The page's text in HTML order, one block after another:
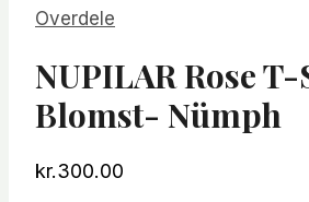
Overdele
NUPILAR Rose
Blomst- Nümph
kr.300.00